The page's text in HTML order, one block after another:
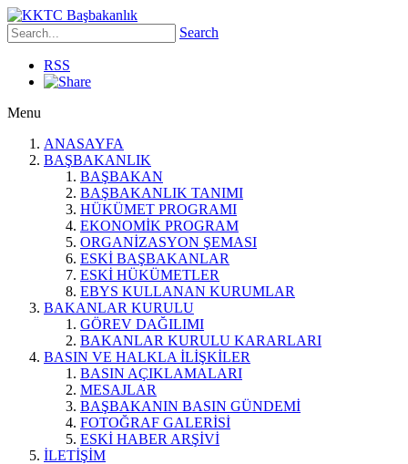
Search
RSS
Menu
ANASAYFA
BAŞBAKANLIK
BAŞBAKAN
BAŞBAKANLIK TANIMI
HÜKÜMET PROGRAMI
EKONOMİK PROGRAM
ORGANİZASYON ŞEMASI
ESKİ BAŞBAKANLAR
ESKİ HÜKÜMETLER
EBYS KULLANAN KURUMLAR
BAKANLAR KURULU
GÖREV DAĞILIMI
BAKANLAR KURULU KARARLARI
BASIN VE HALKLA İLİŞKİLER
BASIN AÇIKLAMALARI
MESAJLAR
BAŞBAKANIN BASIN GÜNDEMİ
FOTOĞRAF GALERİSİ
ESKİ HABER ARŞİVİ
İLETİŞİM